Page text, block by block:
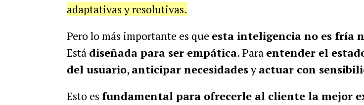
adaptativas y resolutivas.
Pero lo más importante es que esta inteligencia no es fría
Está diseñada para ser empática. Para entender el
del usuario, anticipar necesidadesyactuar con
Esto es fundamental para ofrecerle al cliente la mejor